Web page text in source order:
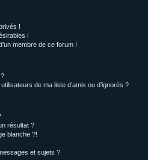
!
!
membre de ce forum !
de ma liste d’amis ou d’ignorés ?
résultat ?
blanche ?!
et sujets ?